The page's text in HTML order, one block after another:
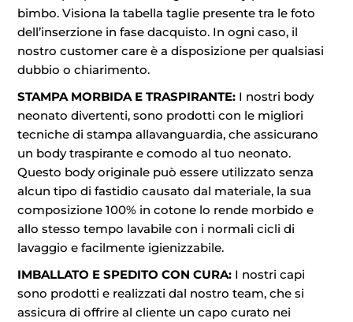
bimbo. Visiona la tabella taglie presente tra le foto
dell’inserzione in fase dacquisto. In ogni caso, il
nostro customer care è a disposizione per qualsiasi
dubbio o chiarimento.
STAMPA MORBIDA E TRASPIRANTE: I nostri body
neonato divertenti, sono prodotti con le migliori
tecniche di stampa allavanguardia, che assicurano
un body traspirante e comodo al tuo neonato.
Questo body originale può essere utilizzato senza
alcun tipo di fastidio causato dal materiale, la sua
composizione 100% in cotone lo rende morbido e
allo stesso tempo lavabile con i normali cicli di
lavaggio e facilmente igienizzabile.
IMBALLATO E SPEDITO CON CURA: I nostri capi
sono prodotti e realizzati dal nostro team, che si
assicura di offrire al cliente un capo curato nei